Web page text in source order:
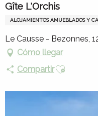
Gîte L'Orchis
ALOJAMIENTOS AMUEBLADOS Y
Le Causse - Bezonnes,
Cómo llegar
CompartirAjouter aux